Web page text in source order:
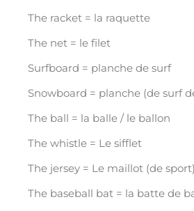
The racket = la raquette
The net = le filet
Surfboard = planche de surf
Snowboard = planche (de surf
The ball = la balle / le ballon
The whistle = Le sifflet
The jersey = Le maillot (de sport)
The baseball bat = la batte de